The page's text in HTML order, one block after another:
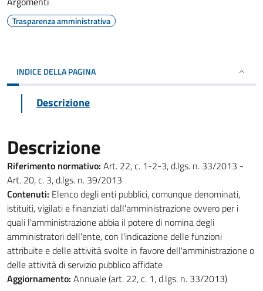
Trasparenza amministrativa
INDICE DELLA PAGINA
Descrizione
Descrizione
Riferimento normativo: Art. 22, c. 1-2-3, d.lgs. n. 33/2013 -
Art. 20, c. 3, d.lgs. n. 39/2013
Contenuti: Elenco degli enti pubblici, comunque denominati,
istituiti, vigilati e finanziati dall'amministrazione ovvero per i
quali l'amministrazione abbia il potere di nomina degli
amministratori dell'ente, con l'indicazione delle funzioni
attribuite e delle attività svolte in favore dell'amministrazione o
delle attività di servizio pubblico affidate
Aggiornamento: Annuale (art. 22, c. 1, d.lgs. n. 33/2013)